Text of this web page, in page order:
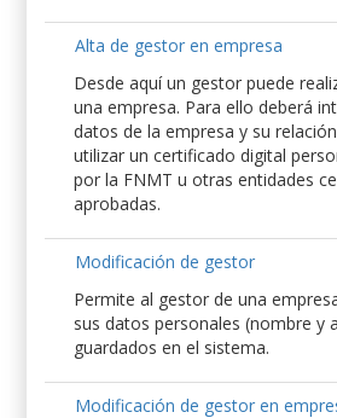
Alta de gestor en empresa
Desde aquí un gestor puede
una empresa. Para ello deberá
datos de la empresa y su
utilizar un certificado digital
por la FNMT u otras entidades
aprobadas.
Modificación de gestor
Permite al gestor de una
sus datos personales (nombre y
guardados en el sistema.
Modificación de gestor en